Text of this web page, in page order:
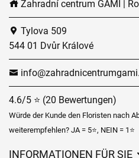
Zahradní centrum GAMI |
Tylova 509
544 01 Dvůr Králové
4.6/5 ⭐ (20 Bewertungen)
Würde der Kunde den Floristen nach
weiterempfehlen? JA = 5⭐, NEIN = 1⭐
INFORMATIONEN FÜR SIE